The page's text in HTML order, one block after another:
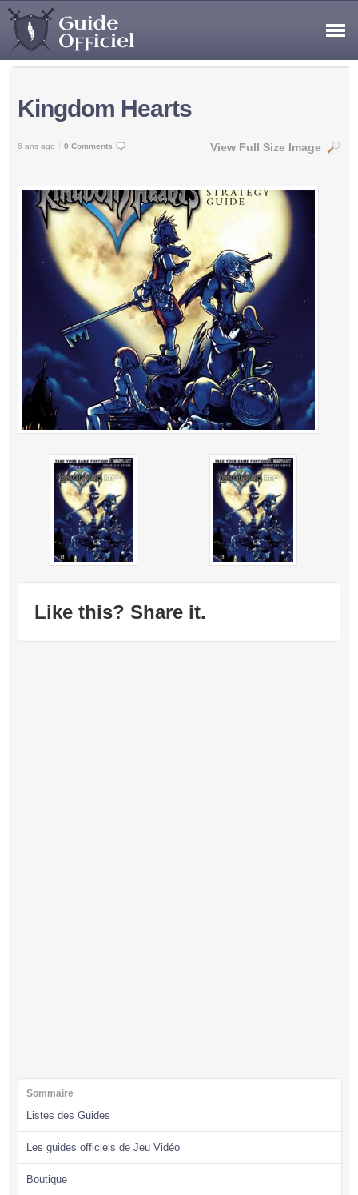
Kingdom Hearts
6 ans ago 0 Comments View Full Size Image
Like this? Share it.
Sommaire
Listes des Guides
Les guides officiels de Jeu Vidéo
Boutique